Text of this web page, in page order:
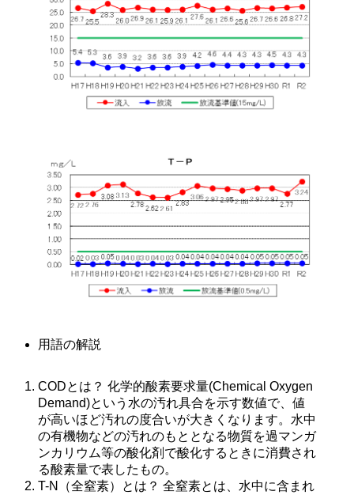
用語の解説
CODとは？ 化学的酸素要求量(Chemical Oxygen
Demand)という水の汚れ具合を示す数値で、値
が高いほど汚れの度合いが大きくなります。水中
の有機物などの汚れのもととなる物質を過マンガ
ンカリウム等の酸化剤で酸化するときに消費され
る酸素量で表したもの。
T-N（全窒素）とは？ 全窒素とは、水中に含まれ